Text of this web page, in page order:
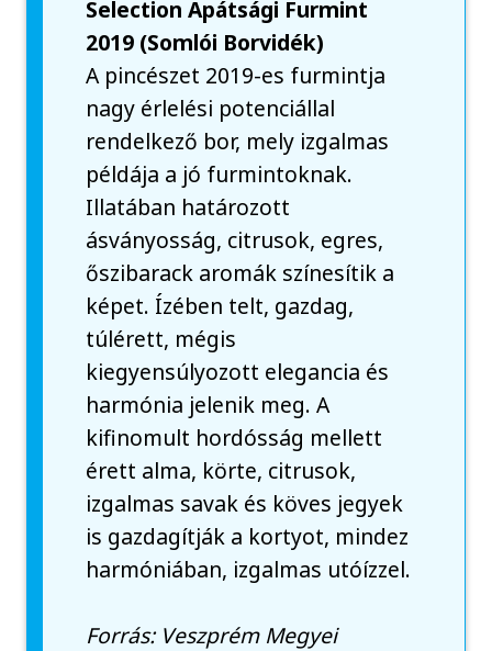
Selection Apátsági Furmint
2019 (Somlói Borvidék)
A pincészet 2019-es furmintja
nagy érlelési potenciállal
rendelkező bor, mely izgalmas
példája a jó furmintoknak.
Illatában határozott
ásványosság, citrusok, egres,
őszibarack aromák színesítik a
képet. Ízében telt, gazdag,
túlérett, mégis
kiegyensúlyozott elegancia és
harmónia jelenik meg. A
kifinomult hordósság mellett
érett alma, körte, citrusok,
izgalmas savak és köves jegyek
is gazdagítják a kortyot, mindez
harmóniában, izgalmas utóízzel.
Forrás: Veszprém Megyei